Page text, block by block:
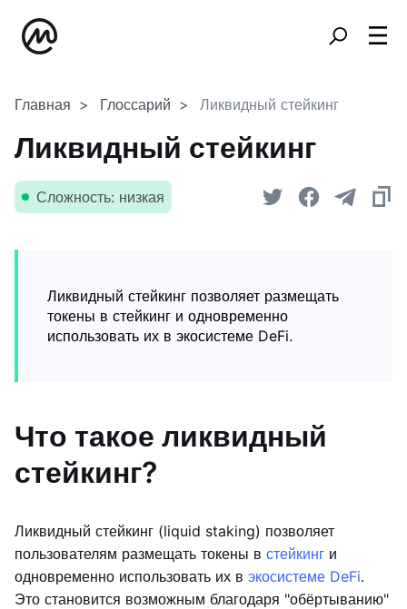
Главная Глоссарий Ликвидный стейкинг
Ликвидный стейкинг
Сложность: низкая
Ликвидный стейкинг позволяет размещать
токены в стейкинг и одновременно
использовать их в экосистеме DeFi.
Что такое ликвидный
стейкинг?
Ликвидный стейкинг (liquid staking) позволяет
пользователям размещать токены в стейкинг и
одновременно использовать их в экосистеме DeFi.
Это становится возможным благодаря "обёртыванию"